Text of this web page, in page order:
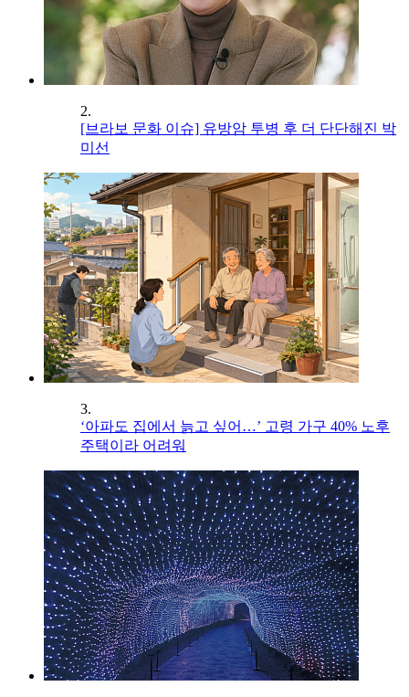
2.
[브라보 문화 이슈] 유방암 투병 후 더 단단해진 박
미선
3.
‘아파도 집에서 늙고 싶어…’ 고령 가구 40% 노후
주택이라 어려워